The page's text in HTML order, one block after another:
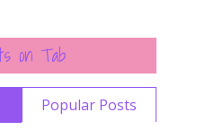
on Tab
Popular Posts